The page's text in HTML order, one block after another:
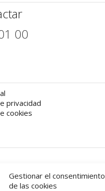
Gestionar el consentimiento
de las cookies
00
privacidad
cookies